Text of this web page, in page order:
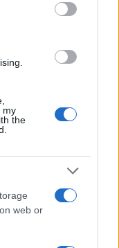
my
the
web or
Rizzo